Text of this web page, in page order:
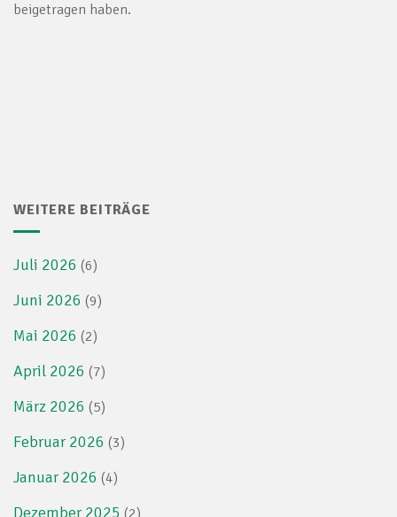
beigetragen haben.
WEITERE BEITRÄGE
Juli 2026 (6)
Juni 2026 (9)
Mai 2026 (2)
April 2026 (7)
März 2026 (5)
Februar 2026 (3)
Januar 2026 (4)
Dezember 2025